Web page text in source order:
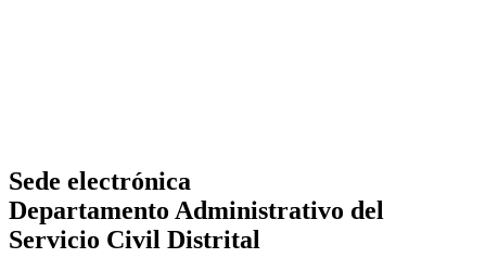
Sede electrónica
Departamento Administrativo del
Servicio Civil Distrital